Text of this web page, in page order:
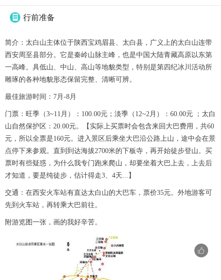
 行前准备
简介：太白山主体位于陕西宝鸡眉县、太白县，广义上的太白山连带
西安周至县部分。它是秦岭山脉主峰，也是中国大陆青藏高原以东第
一高峰。具低山、中山、高山等地貌类型，特别是第四纪冰川活动所
雕琢的各种地貌形态保留完整、清晰可辨。
最佳旅游时间：7月-8月
门票：旺季（3~11月）：100.00元；淡季（12~2月）：60.00元 ；太白
山自然保护区：20.00元。【实际上买票时会包含来回大巴费用，共60
元，所以全票是160元。进入景区后乘坐大巴沿公路上山，途中会在景
点停下来参观。直到到达海拔2700米的下板寺，再开始徒步登山。买
票时有些疑惑，为什么我专门跑来爬山，却要坐着大巴上去，上去后
才知道，要是纯徒步，估计得走3、4天...】
交通：在西安火车站有直达太白山的大巴车，票价35元。外地游客可
先到火车站，再转乘大巴前往。
附游览图一张，画的我好辛苦。